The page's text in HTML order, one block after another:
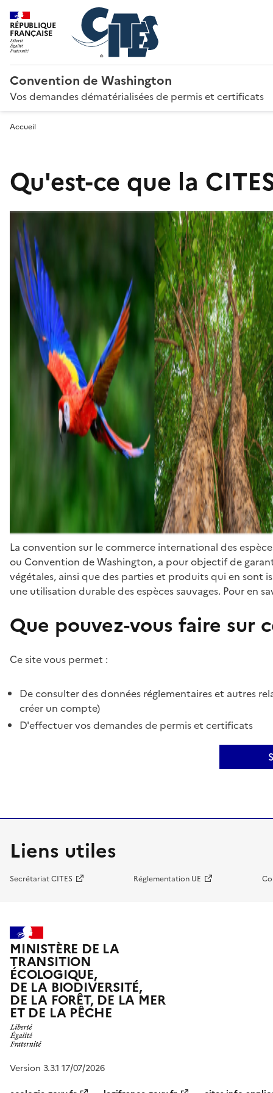
RÉPUBLIQUE
FRANÇAISE
Convention de Washington
Vos demandes dématérialisées de permis et certificats
Accueil
Qu'est-ce que la
La convention sur le commerce international des
ou Convention de Washington, a pour objectif de
végétales, ainsi que des parties et produits qui en sont
une utilisation durable des espèces sauvages. Pour en
Que pouvez-vous faire sur
Ce site vous permet :
De consulter des données réglementaires et autres
créer un compte)
D'effectuer vos demandes de permis et certificats
Liens utiles
Secrétariat CITES Réglementation UE
MINISTÈRE DE LA
TRANSITION
ÉCOLOGIQUE,
DE LA BIODIVERSITÉ,
DE LA FORÊT, DE LA MER
ET DE LA PÊCHE
Version 3.3.1 17/07/2026